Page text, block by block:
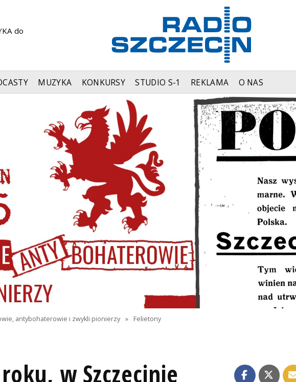
do
MUZYKA KONKURSY STUDIO S-1 REKLAMA O NAS
antybohaterowie i zwykli pionierzy » Felietony
w Szczecinie